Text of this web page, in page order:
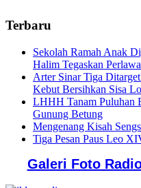
Terbaru
Sekolah Ramah Anak
Halim Tegaskan
Arter Sinar Tiga
Kebut Bersihkan Sisa
LHHH Tanam Puluhan
Gunung Betung
Mengenang Kisah
Tiga Pesan Paus Leo
Galeri Foto